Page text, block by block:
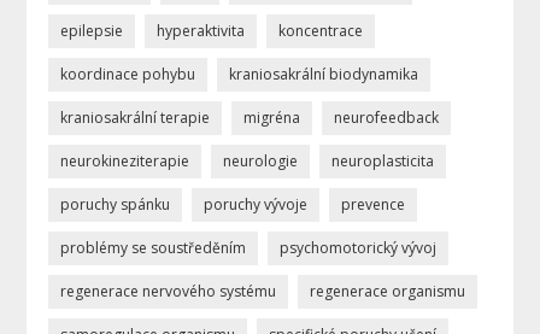
epilepsie hyperaktivita koncentrace
koordinace pohybu kraniosakrální biodynamika
kraniosakrální terapie migréna neurofeedback
neurokineziterapie neurologie neuroplasticita
poruchy spánku poruchy vývoje prevence
problémy se soustředěním psychomotorický vývoj
regenerace nervového systému regenerace organismu